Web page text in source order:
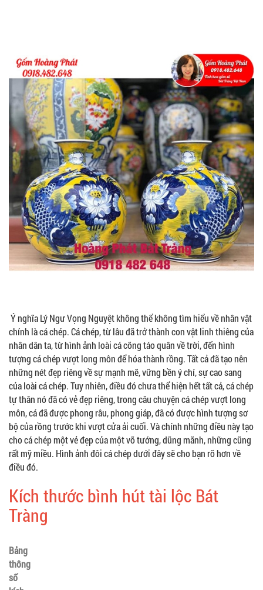
Ý nghĩa Lý Ngư Vọng Nguyệt không thể không tìm hiểu về nhân vật
chính là cá chép. Cá chép, từ lâu đã trở thành con vật linh thiêng của
nhân dân ta, từ hình ảnh loài cá cõng táo quân về trời, đến hình
tượng cá chép vượt long môn để hóa thành rồng. Tất cả đã tạo nên
những nét đẹp riêng về sự mạnh mẽ, vững bền ý chí, sự cao sang
của loài cá chép. Tuy nhiên, điều đó chưa thể hiện hết tất cả, cá chép
tự thân nó đã có vẻ đẹp riêng, trong câu chuyện cá chép vượt long
môn, cá đã được phong râu, phong giáp, đã có được hình tượng sơ
bộ của rồng trước khi vượt cửa ải cuối. Và chính những điều này tạo
cho cá chép một vẻ đẹp của một võ tướng, dũng mãnh, những cũng
rất mỹ miều. Hình ảnh đôi cá chép dưới đây sẽ cho bạn rõ hơn về
điều đó.
Kích thước bình hút tài lộc Bát
Tràng
Bảng
thông
số